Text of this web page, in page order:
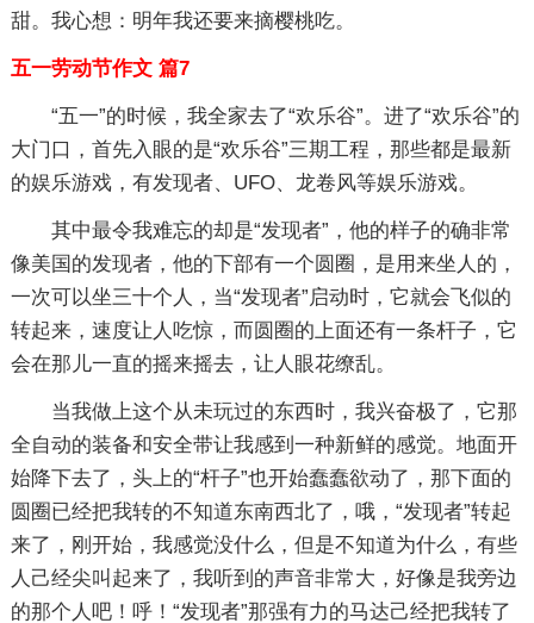
甜。我心想：明年我还要来摘樱桃吃。
五一劳动节作文 篇7
“五一”的时候，我全家去了“欢乐谷”。进了“欢乐谷”的
大门口，首先入眼的是“欢乐谷”三期工程，那些都是最新
的娱乐游戏，有发现者、UFO、龙卷风等娱乐游戏。
其中最令我难忘的却是“发现者”，他的样子的确非常
像美国的发现者，他的下部有一个圆圈，是用来坐人的，
一次可以坐三十个人，当“发现者”启动时，它就会飞似的
转起来，速度让人吃惊，而圆圈的上面还有一条杆子，它
会在那儿一直的摇来摇去，让人眼花缭乱。
当我做上这个从未玩过的东西时，我兴奋极了，它那
全自动的装备和安全带让我感到一种新鲜的感觉。地面开
始降下去了，头上的“杆子”也开始蠢蠢欲动了，那下面的
圆圈已经把我转的不知道东南西北了，哦，“发现者”转起
来了，刚开始，我感觉没什么，但是不知道为什么，有些
人己经尖叫起来了，我听到的声音非常大，好像是我旁边
的那个人吧！呼！“发现者”那强有力的马达己经把我转了